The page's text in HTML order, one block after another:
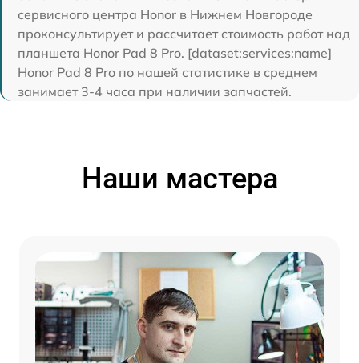
сервисного центра Honor в Нижнем Новгороде
проконсультирует и рассчитает стоимость работ над
планшета Honor Pad 8 Pro. [dataset:services:name]
Honor Pad 8 Pro по нашей статистике в среднем
занимает 3-4 часа при наличии запчастей.
Наши мастера